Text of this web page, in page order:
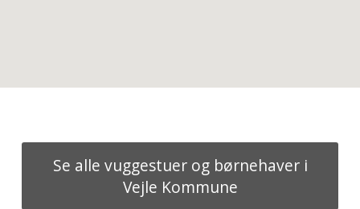
Se alle vuggestuer og børnehaver i
Vejle Kommune